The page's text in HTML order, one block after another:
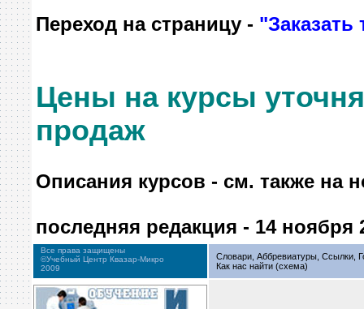
Переход на страницу - "Заказать
Цены на курсы
продаж
Описания курсов - см. также на
последняя редакция - 14 ноября
Все права защищены
©Учебный Центр Квазар-Микро
2009
Словари, Аббревиатуры, Ссылки,
Как нас найти (схема)